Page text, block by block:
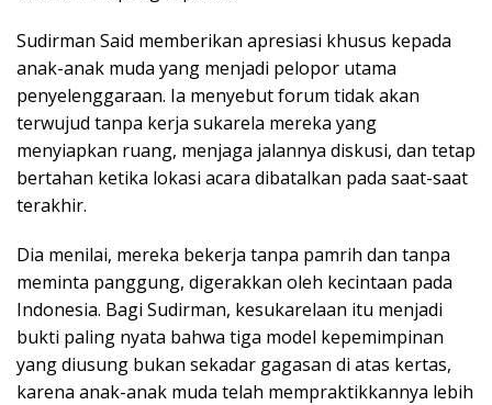
Sudirman Said memberikan apresiasi khusus kepada
anak-anak muda yang menjadi pelopor utama
penyelenggaraan. Ia menyebut forum tidak akan
terwujud tanpa kerja sukarela mereka yang
menyiapkan ruang, menjaga jalannya diskusi, dan tetap
bertahan ketika lokasi acara dibatalkan pada saat-saat
terakhir.
Dia menilai, mereka bekerja tanpa pamrih dan tanpa
meminta panggung, digerakkan oleh kecintaan pada
Indonesia. Bagi Sudirman, kesukarelaan itu menjadi
bukti paling nyata bahwa tiga model kepemimpinan
yang diusung bukan sekadar gagasan di atas kertas,
karena anak-anak muda telah mempraktikkannya lebih